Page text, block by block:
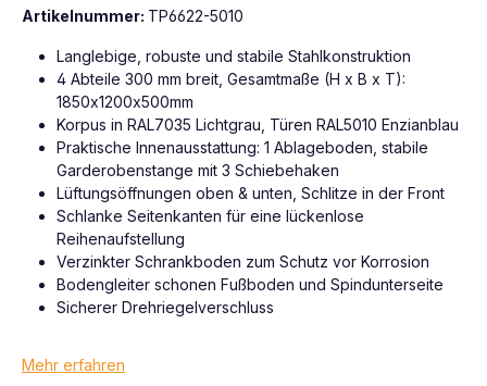
Artikelnummer: TP6622-5010
Langlebige, robuste und stabile Stahlkonstruktion
4 Abteile 300 mm breit, Gesamtmaße (H x B x T):
1850x1200x500mm
Korpus in RAL7035 Lichtgrau, Türen RAL5010 Enzianblau
Praktische Innenausstattung: 1 Ablageboden, stabile
Garderobenstange mit 3 Schiebehaken
Lüftungsöffnungen oben & unten, Schlitze in der Front
Schlanke Seitenkanten für eine lückenlose
Reihenaufstellung
Verzinkter Schrankboden zum Schutz vor Korrosion
Bodengleiter schonen Fußboden und Spindunterseite
Sicherer Drehriegelverschluss
Mehr erfahren